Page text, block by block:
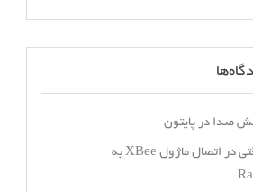
صدا در پایتون
در
اتصال ماژول XBee به